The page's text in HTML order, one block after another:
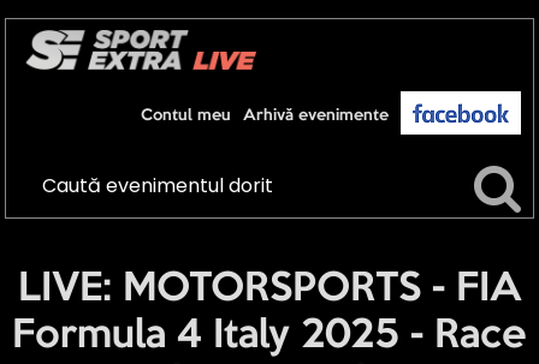
Arhivă evenimente
Contul meu
LIVE: MOTORSPORTS - FIA
Formula 4 Italy 2025 - Race